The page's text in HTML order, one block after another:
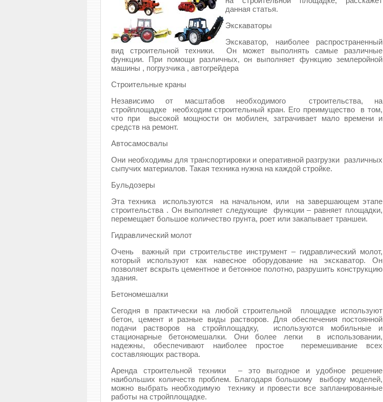
данная статья.
Экскаваторы
Экскаватор, наиболее распространенный
вид строительной техники. Он может выполнять самые различные
функции. При помощи различных, он выполняет функцию землеройной
машины , погрузчика , автогрейдера
Строительные краны
Независимо от масштабов необходимого строительства, на
стройплощадке необходим строительный кран. Его преимущество в том,
что при высокой мощности он мобилен, затрачивает мало времени и
средств на ремонт.
Автосамосвалы
Они необходимы для транспортировки и оперативной разгрузки различных
сыпучих материалов. Такая техника нужна на каждой стройке.
Бульдозеры
Эта техника используются на начальном, или на завершающем этапе
строительства . Он выполняет следующие функции – равняет площадки,
перемещает большое количество грунта, роет или закапывает траншеи.
Гидравлический молот
Очень важный при строительстве инструмент – гидравлический молот,
который используют как навесное оборудование на экскаватор. Он
позволяет вскрыть цементное и бетонное полотно, разрушить конструкцию
здания.
Бетономешалки
Сегодня в практически на любой строительной площадке используют
бетон, цемент и разные виды растворов. Для обеспечения постоянной
подачи растворов на стройплощадку, используются мобильные и
стационарные бетономешалки. Они более легки в использовании,
надежны, обеспечивают наиболее простое перемешивание всех
составляющих раствора.
Аренда строительной техники – это выгодное и удобное решение
наибольших количеств проблем. Благодаря большому выбору моделей,
можно выбрать необходимую технику и провести все запланированные
работы на стройплощадке.